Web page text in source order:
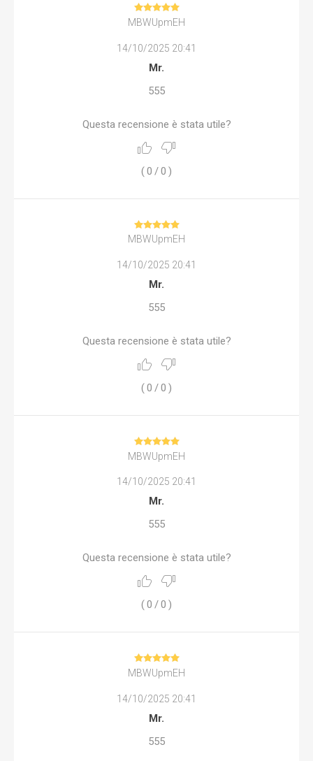
MBWUpmEH
14/10/2025 20:41
Mr.
555
Questa recensione è stata utile?
(0 /0 )
MBWUpmEH
14/10/2025 20:41
Mr.
555
Questa recensione è stata utile?
(0 /0 )
MBWUpmEH
14/10/2025 20:41
Mr.
555
Questa recensione è stata utile?
( 0 /0 )
MBWUpmEH
14/10/2025 20:41
Mr.
555